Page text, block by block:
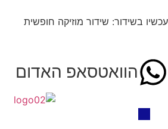
עכשיו בשידור: שידור מוזיקה חופשית
הוואטסאפ האדום